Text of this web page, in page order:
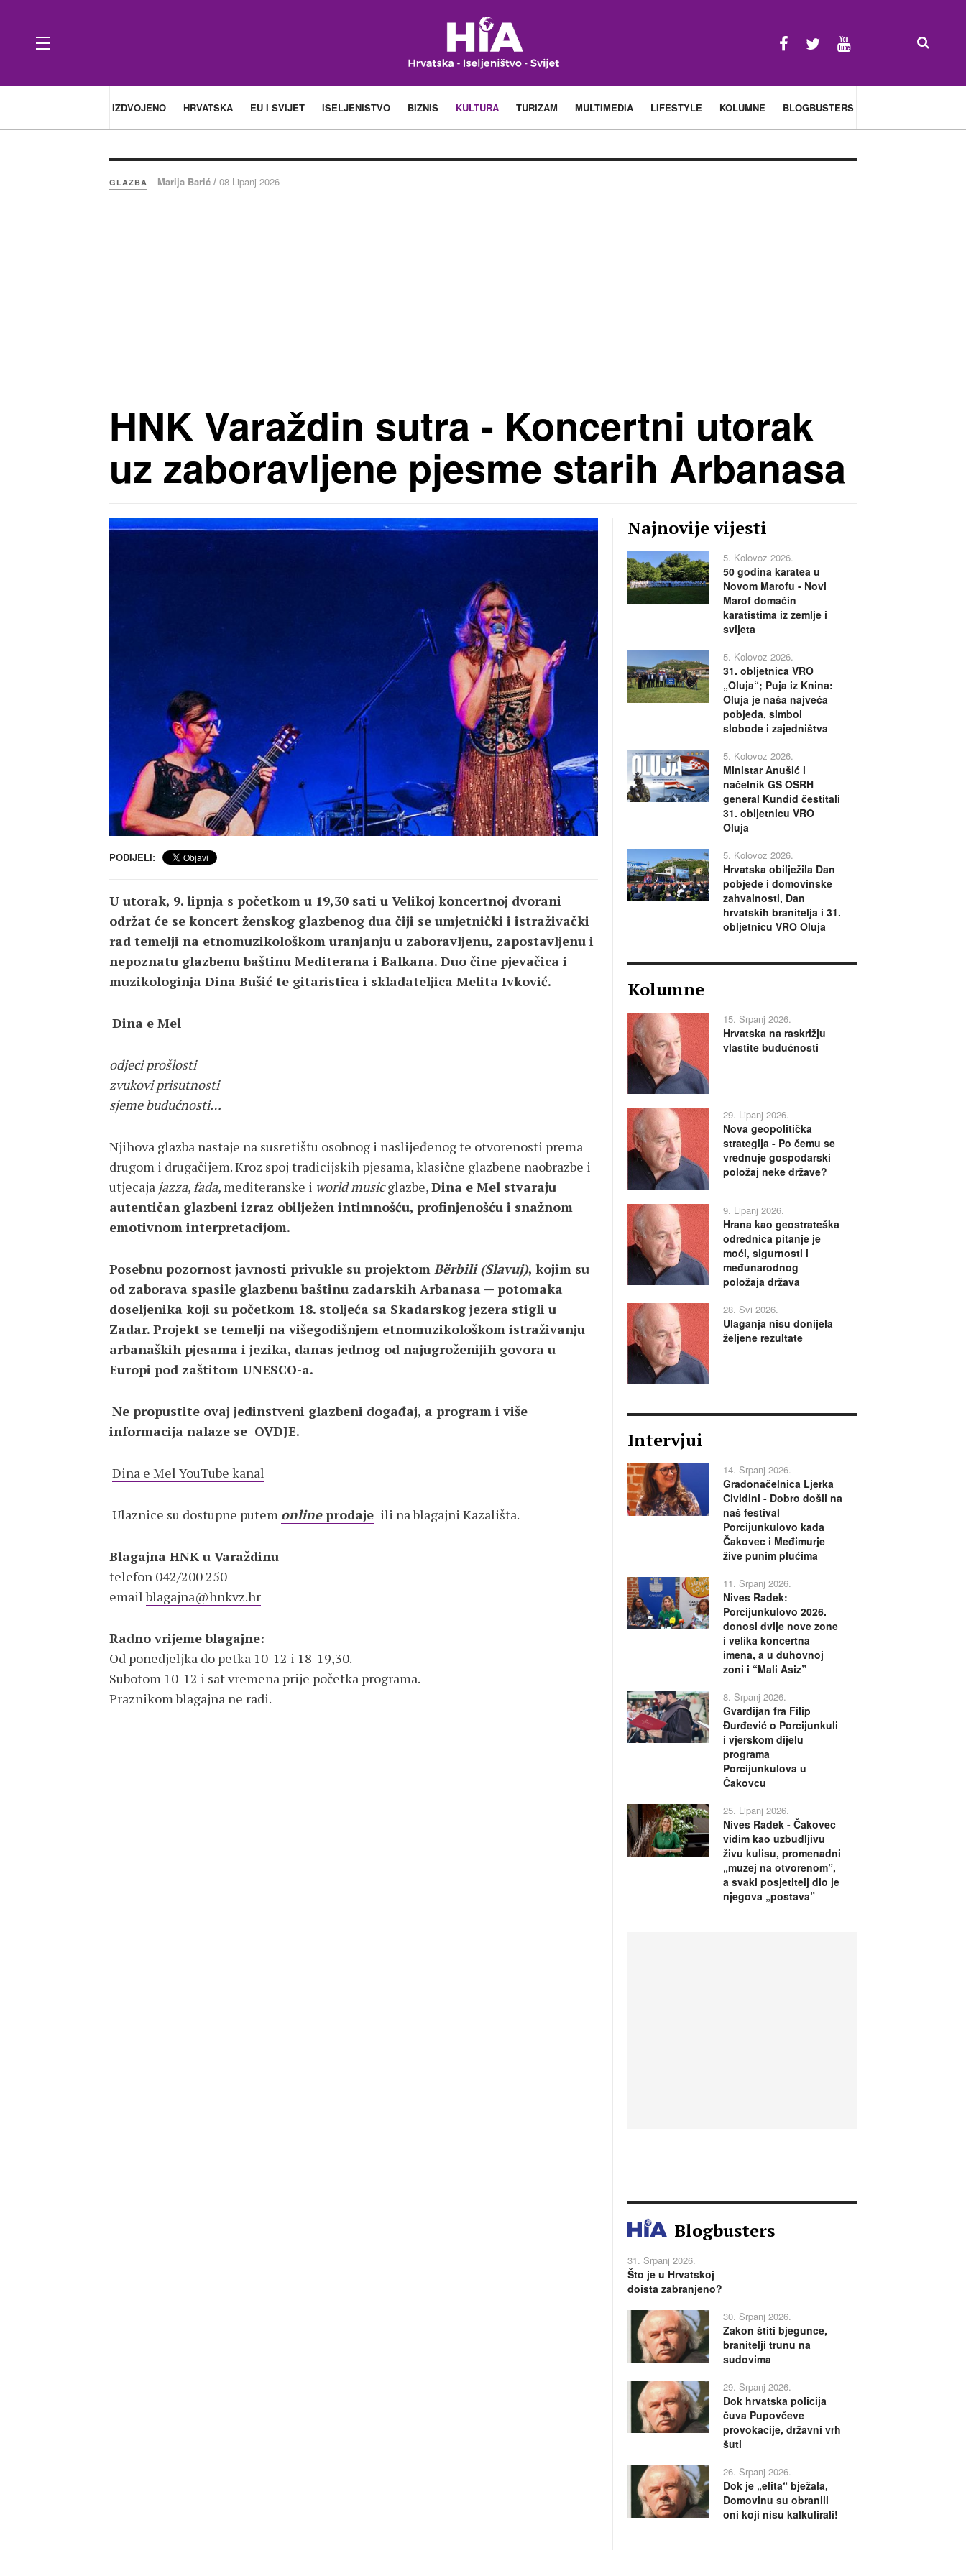
IZDVOJENO HRVATSKA EU I SVIJET ISELJENIŠTVO BIZNIS KULTURA TURIZAM MULTIMEDIA LIFESTYLE KOLUMNE BLOGBUSTERS
GLAZBA Marija Barić / 08 Lipanj 2026
HNK Varaždin sutra - Koncertni utorak
uz zaboravljene pjesme starih Arbanasa
PODIJELI:
U utorak, 9. lipnja s početkom u 19,30 sati u Velikoj koncertnoj dvorani
održat će se koncert ženskog glazbenog dua čiji se umjetnički i istraživački
rad temelji na etnomuzikološkom uranjanju u zaboravljenu, zapostavljenu i
nepoznatu glazbenu baštinu Mediterana i Balkana. Duo čine pjevačica i
muzikologinja Dina Bušić te gitaristica i skladateljica Melita Ivković.
Dina e Mel
odjeci prošlosti
zvukovi prisutnosti
sjeme budućnosti…
Njihova glazba nastaje na susretištu osobnog i naslijeđenog te otvorenosti prema
drugom i drugačijem. Kroz spoj tradicijskih pjesama, klasične glazbene naobrazbe i
utjecaja jazza, fada, mediteranske i world musicglazbe,Dina e Mel stvaraju
autentičan glazbeni izraz obilježen intimnošću, profinjenošću i snažnom
emotivnom interpretacijom.
Posebnu pozornost javnosti privukle su projektom Bërbili (Slavuj), kojim su
od zaborava spasile glazbenu baštinu zadarskih Arbanasa — potomaka
doseljenika koji su početkom 18. stoljeća sa Skadarskog jezera stigli u
Zadar. Projekt se temelji na višegodišnjem etnomuzikološkom istraživanju
arbanaških pjesama i jezika, danas jednog od najugroženijih govora u
Europi pod zaštitom UNESCO-a.
Ne propustite ovaj jedinstveni glazbeni događaj, a program i više
informacija nalaze se OVDJE.
Dina e Mel YouTube kanal
Ulaznice su dostupne putem onlineprodaje ili na blagajni Kazališta.
Blagajna HNK u Varaždinu
telefon 042/200 250
emailblagajna@hnkvz.hr
Radno vrijeme blagajne:
Od ponedjeljka do petka 10-12 i 18-19,30.
Subotom 10-12 i sat vremena prije početka programa.
Praznikom blagajna ne radi.
Najnovije vijesti
5. Kolovoz 2026.
50 godina karatea u
Novom Marofu - Novi
Marof domaćin
karatistima iz zemlje i
svijeta
5. Kolovoz 2026.
31. obljetnica VRO
„Oluja“; Puja iz Knina:
Oluja je naša najveća
pobjeda, simbol
slobode i zajedništva
5. Kolovoz 2026.
Ministar Anušić i
načelnik GS OSRH
general Kundid čestitali
31. obljetnicu VRO
Oluja
5. Kolovoz 2026.
Hrvatska obilježila Dan
pobjede i domovinske
zahvalnosti, Dan
hrvatskih branitelja i 31.
obljetnicu VRO Oluja
Kolumne
15. Srpanj 2026.
Hrvatska na raskrižju
vlastite budućnosti
29. Lipanj 2026.
Nova geopolitička
strategija - Po čemu se
vrednuje gospodarski
položaj neke države?
9. Lipanj 2026.
Hrana kao geostrateška
odrednica pitanje je
moći, sigurnosti i
međunarodnog
položaja država
28. Svi 2026.
Ulaganja nisu donijela
željene rezultate
Intervjui
14. Srpanj 2026.
Gradonačelnica Ljerka
Cividini - Dobro došli na
naš festival
Porcijunkulovo kada
Čakovec i Međimurje
žive punim plućima
11. Srpanj 2026.
Nives Radek:
Porcijunkulovo 2026.
donosi dvije nove zone
i velika koncertna
imena, a u duhovnoj
zoni i “Mali Asiz”
8. Srpanj 2026.
Gvardijan fra Filip
Đurđević o Porcijunkuli
i vjerskom dijelu
programa
Porcijunkulova u
Čakovcu
25. Lipanj 2026.
Nives Radek - Čakovec
vidim kao uzbudljivu
živu kulisu, promenadni
„muzej na otvorenom”,
a svaki posjetitelj dio je
njegova „postava”
Blogbusters
31. Srpanj 2026.
Što je u Hrvatskoj
doista zabranjeno?
30. Srpanj 2026.
Zakon štiti bjegunce,
branitelji trunu na
sudovima
29. Srpanj 2026.
Dok hrvatska policija
čuva Pupovčeve
provokacije, državni vrh
šuti
26. Srpanj 2026.
Dok je „elita“ bježala,
Domovinu su obranili
oni koji nisu kalkulirali!